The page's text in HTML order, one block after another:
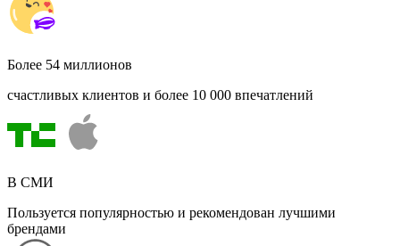
Более 54 миллионов
счастливых клиентов и более 10 000 впечатлений
В СМИ
Пользуется популярностью и рекомендован лучшими
брендами